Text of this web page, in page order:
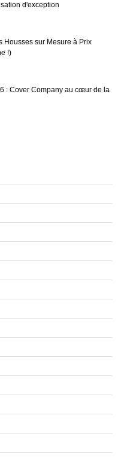
d'exception
Housses sur Mesure à Prix
!)
: Cover Company au cœur de la